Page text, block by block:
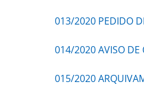
013/2020 PEDIDO
014/2020 AVISO DE
015/2020